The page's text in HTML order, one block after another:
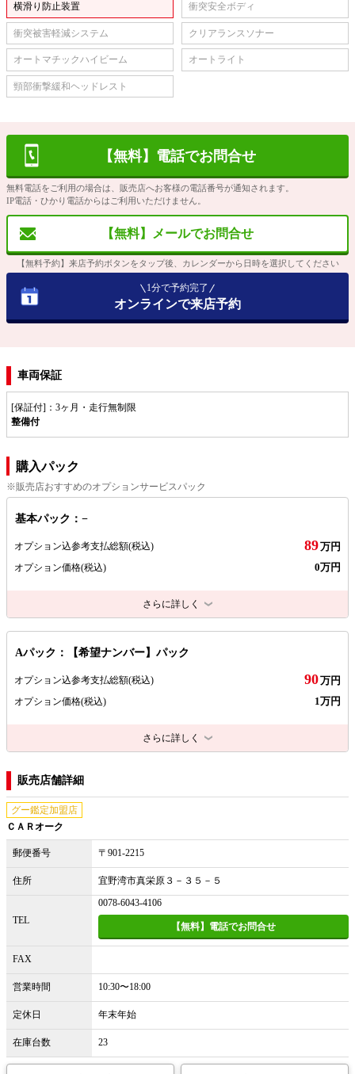
横滑り防止装置 衝突安全ボディ
衝突被害軽減システム クリアランスソナー
オートマチックハイビーム オートライト
頸部衝撃緩和ヘッドレスト
【無料】電話でお問合せ
無料電話をご利用の場合は、販売店へお客様の電話番号が通知されます。
IP電話・ひかり電話からはご利用いただけません。
【無料】メールでお問合せ
【無料予約】来店予約ボタンをタップ後、カレンダーから日時を選択してください
1分で予約完了
オンラインで来店予約
車両保証
[保証付]：3ヶ月・走行無制限
整備付
購入パック
※販売店おすすめのオプションサービスパック
基本パック：−
オプション込参考支払総額(税込) 89万円
オプション価格(税込) 0万円
さらに詳しく
Aパック：【希望ナンバー】パック
オプション込参考支払総額(税込) 90万円
オプション価格(税込) 1万円
さらに詳しく
販売店舗詳細
グー鑑定加盟店
ＣＡＲオーク
郵便番号 〒901-2215
住所 宜野湾市真栄原３－３５－５
TEL
0078-6043-4106
【無料】電話でお問合せ
FAX
営業時間 10:30〜18:00
定休日 年末年始
在庫台数 23